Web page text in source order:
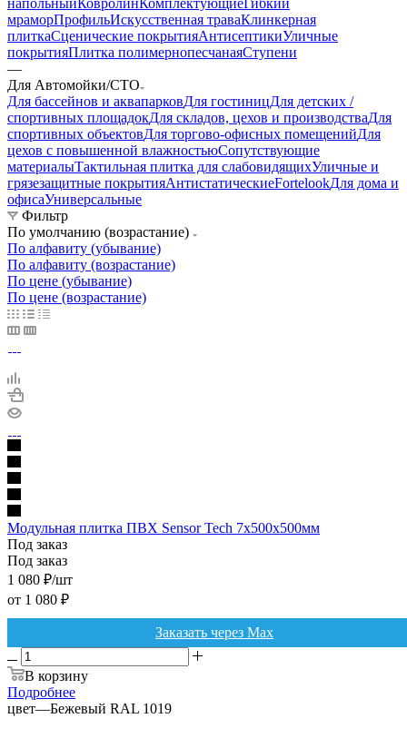
мраморПрофильИскусственная траваКлинкерная
плиткаСценические покрытияАнтисептикиУличные
покрытияПлитка полимернопесчанаяСтупени
—
Для Автомойки/СТО
Для бассейнов и аквапарковДля гостиницДля детских /
спортивных площадокДля складов, цехов и производстваДля
спортивных объектовДля торгово-офисных помещенийДля
цехов с повышенной влажностьюСопутствующие
материалыТактильная плитка для слабовидящихУличные и
грязезащитные покрытияАнтистатическиеFortelookДля дома и
офисаУниверсальные
Фильтр
По умолчанию (возрастание)
По алфавиту (убывание)
По алфавиту (возрастание)
По цене (убывание)
По цене (возрастание)
Модульная плитка ПВХ Sensor Tech 7х500х500мм
Под заказ
Под заказ
1 080 ₽/шт
от 1 080 ₽
Заказать через Max
В корзину
Подробнее
цвет—Бежевый RAL 1019